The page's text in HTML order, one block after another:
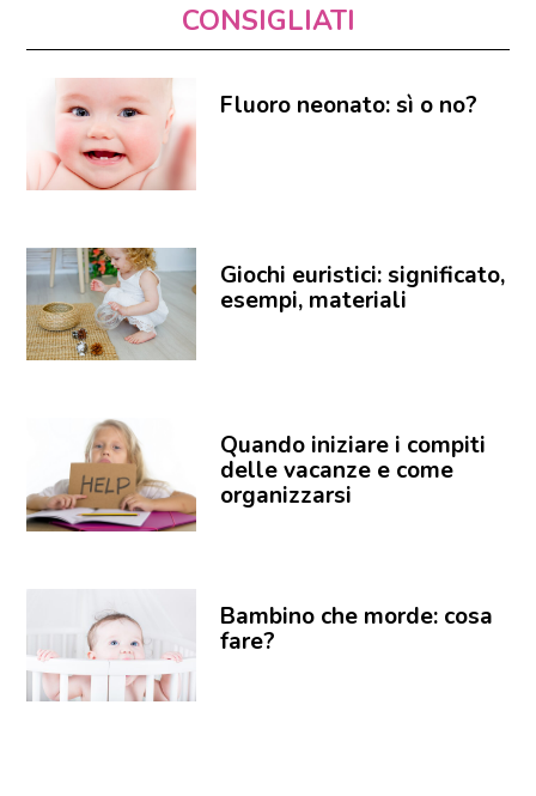
CONSIGLIATI
Fluoro neonato: sì o no?
Giochi euristici: significato,
esempi, materiali
Quando iniziare i compiti
delle vacanze e come
organizzarsi
Bambino che morde: cosa
fare?